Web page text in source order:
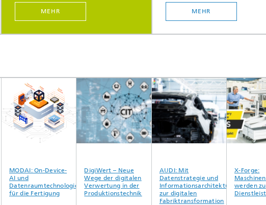
MEHR MEHR
MODAI: On-Device-
AI und
Datenraumtechnologie
für die Fertigung
DigiWert – Neue
Wege der digitalen
Verwertung in der
Produktionstechnik
AUDI: Mit
Datenstrategie und
Informationsarchitektur
zur digitalen
Fabriktransformation
X-Forge:
werden zu